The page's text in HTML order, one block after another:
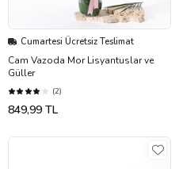
Cumartesi Ücretsiz Teslimat
Cam Vazoda Mor Lisyantuslar ve
Güller
(2)
849,99 TL